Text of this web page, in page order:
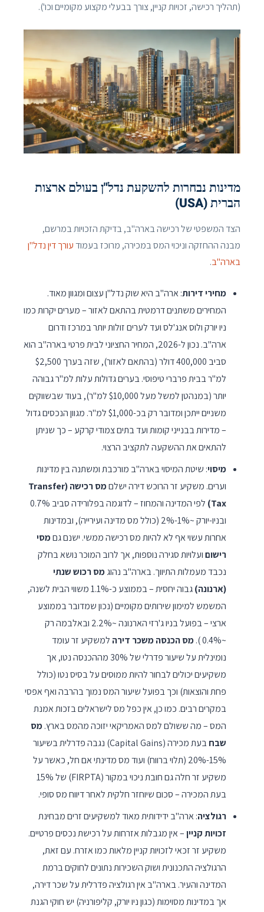
(תהליך רכישה, זכויות קניין, צורך בבעלי מקצוע מקומיים וכו').
מדינות נבחרות להשקעת נדל"ן בעולם ארצות
הברית (USA)
הצד המשפטי של רכישה בארה"ב, בדיקת הזכויות במרשם,
מבנה ההחזקה וניכוי המס במכירה, מרוכז בעמודעורך דין נדל"ן
בארה"ב.
מחירי דירות: ארה"ב היא שוק נדל"ן עצום ומגוון מאוד.
המחירים משתנים דרמטית בהתאם לאזור – מערים יקרות כמו
ניו יורק ולוס אנג'לס ועד לערים זולות יותר במרכז ודרום
ארה"ב. נכון ל-2026, המחיר החציוני לבית פרטי בארה"ב הוא
סביב 400,000 דולר (בהתאם לאזור), שזה בערך $2,500
למ"ר בבית פרברי טיפוסי. בערים גדולות עלות למ"ר גבוהה
יותר (במנהטן למשל מעל $10,000 למ"ר), בעוד שבשווקים
משניים ייתכן ומדובר רק בכ-$1,000 למ"ר. מגוון הנכסים גדול
– מדירות בבנייני קומות ועד בתים צמודי קרקע – כך שניתן
להתאים את ההשקעה לתקציב הרצוי.
מיסוי: שיטת המיסוי בארה"ב מורכבת ומשתנה בין מדינות
וערים. משקיע זר הרוכש דירה ישלם
מס רכישה (Transfer
Tax)
לפי המדינה והמחוז – לדוגמה בפלורידה סביב 0.7%
ובניו-יורק ~1%-2% (כולל מס מדינה ועירייה), ובמדינות
אחרות עשוי אף לא להיות מס רכישה ממשי. ישנם גםמסי
רישוםועלויות סגירה נוספות, אך לרוב המוכר נושא בחלק
נכבד מעמלות התיווך. בארה"ב נהוגמס רכוש שנתי
(ארנונה)
גבוה יחסית – בממוצע כ-1.1% משווי הבית לשנה,
המשמש למימון שירותים מקומיים (נכון שמדובר בממוצע
ארצי – בפועל בניו ג'רזי הארנונה ~2.2% ובאלבמה רק
~0.4% ).
מס הכנסה משכר דירה למשקיע זר עומד
נומינלית על שיעור פדרלי של 30% מההכנסה נטו, אך
משקיעים יכולים לבחור להיות ממוסים על בסיס נטו (כולל
פחת והוצאות) וכך בפועל שיעור המס נמוך בהרבה ואף אפסי
במקרים רבים. כמו כן, אין כפל מס לישראלים בזכות אמנת
המס – מה ששולם למס האמריקאי יזוכה מהמס בארץ.מס
שבח
בעת מכירה (Capital Gains) נגבה פדרלית בשיעור
15%-20% (תלוי ברווח) ועוד מס מדינתי אם חל, כאשר על
משקיע זר חלה גם חובת ניכוי במקור (FIRPTA) של 15%
בעת המכירה – סכום שיוחזר חלקית לאחר דיווח מס סופי.
רגולציה: ארה"ב ידידותית מאוד למשקיעים זרים מבחינת
זכויות קניין– אין מגבלות אזרחות על רכישת נכסים פרטיים.
משקיע זר זכאי לזכויות קניין מלאות כמו אזרח. עם זאת,
הרגולציה התכנונית ושוק השכירות נתונים לחוקים ברמת
המדינה והעיר. בארה"ב אין רגולציה פדרלית על שכר דירה,
אך במדינות מסוימות (כגון ניו יורק, קליפורניה) יש חוקי הגנת